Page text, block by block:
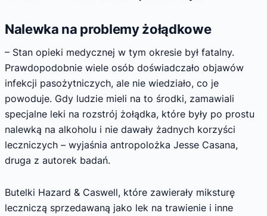
Nalewka na problemy żołądkowe
– Stan opieki medycznej w tym okresie był fatalny.
Prawdopodobnie wiele osób doświadczało objawów
infekcji pasożytniczych, ale nie wiedziało, co je
powoduje. Gdy ludzie mieli na to środki, zamawiali
specjalne leki na rozstrój żołądka, które były po prostu
nalewką na alkoholu i nie dawały żadnych korzyści
leczniczych – wyjaśnia antropolożka Jesse Casana,
druga z autorek badań.
Butelki Hazard & Caswell, które zawierały miksturę
leczniczą sprzedawaną jako lek na trawienie i inne